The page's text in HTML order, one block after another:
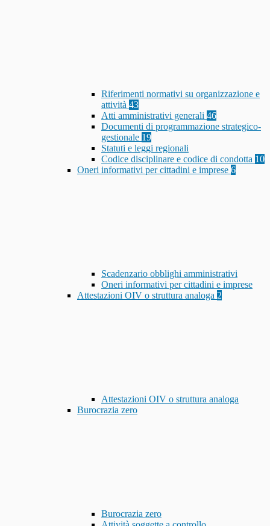
Riferimenti normativi su organizzazione e
attività 43
Atti amministrativi generali 46
Documenti di programmazione strategico-
gestionale 19
Statuti e leggi regionali
Codice disciplinare e codice di condotta 10
Oneri informativi per cittadini e imprese 6
Scadenzario obblighi amministrativi
Oneri informativi per cittadini e imprese
Attestazioni OIV o struttura analoga 2
Attestazioni OIV o struttura analoga
Burocrazia zero
Burocrazia zero